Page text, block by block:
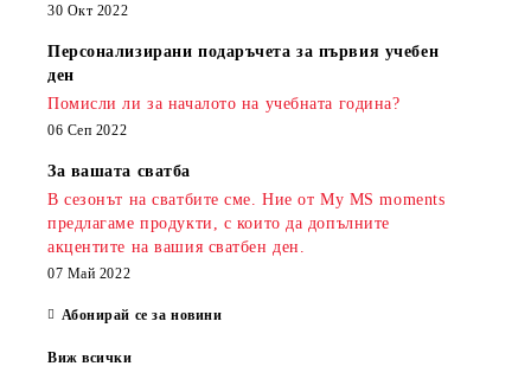
30 Окт 2022
Персонализирани подаръчета за първия учебен
ден
Помисли ли за началото на учебната година?
06 Сеп 2022
За вашата сватба
В сезонът на сватбите сме. Ние от My MS moments
предлагаме продукти, с които да допълните
акцентите на вашия сватбен ден.
07 Май 2022
Абонирай се за новини
Виж всички